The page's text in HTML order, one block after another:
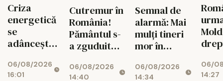
Criza
energetică
se
adâncește.
mari pot
06/08/2026
16:01
Cutremur în
România!
Pământul s-
a zguduit
zona
06/08/2026
14:40
Semnal de
alarmă: Mai
mulți tineri
mor în
rutiere
06/08/2026
14:34
06/
14:27